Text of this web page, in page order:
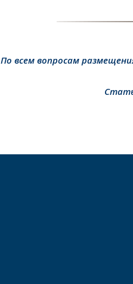
По всем вопросам